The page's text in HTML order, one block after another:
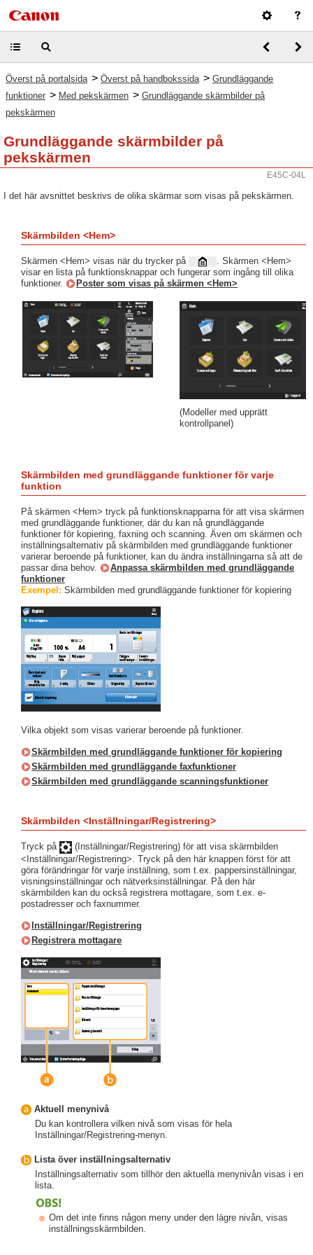
Överst på portalsida > Överst på handbokssida > Grundläggande
funktioner > Med pekskärmen > Grundläggande skärmbilder på
pekskärmen
Grundläggande skärmbilder på
pekskärmen
E45C-04L
I det här avsnittet beskrivs de olika skärmar som visas på pekskärmen.
Skärmbilden <Hem>
Skärmen <Hem> visas när du trycker på
. Skärmen <Hem>
visar en lista på funktionsknappar och fungerar som ingång till olika
funktioner.
Poster som visas på skärmen <Hem>
(Modeller med upprätt
kontrollpanel)
Skärmbilden med grundläggande funktioner för varje
funktion
På skärmen <Hem> tryck på funktionsknapparna för att visa skärmen
med grundläggande funktioner, där du kan nå grundläggande
funktioner för kopiering, faxning och scanning. Även om skärmen och
inställningsalternativ på skärmbilden med grundläggande funktioner
varierar beroende på funktioner, kan du ändra inställningarna så att de
passar dina behov.
Anpassa skärmbilden med grundläggande
funktioner
Exempel: Skärmbilden med grundläggande funktioner för kopiering
Vilka objekt som visas varierar beroende på funktioner.
Skärmbilden med grundläggande funktioner för kopiering
Skärmbilden med grundläggande faxfunktioner
Skärmbilden med grundläggande scanningsfunktioner
Skärmbilden <Inställningar/Registrering>
Tryck på
(Inställningar/Registrering) för att visa skärmbilden
<Inställningar/Registrering>. Tryck på den här knappen först för att
göra förändringar för varje inställning, som t.ex. pappersinställningar,
visningsinställningar och nätverksinställningar. På den här
skärmbilden kan du också registrera mottagare, som t.ex. e-
postadresser och faxnummer.
Inställningar/Registrering
Registrera mottagare
Aktuell menynivå
Du kan kontrollera vilken nivå som visas för hela
Inställningar/Registrering-menyn.
Lista över inställningsalternativ
Inställningsalternativ som tillhör den aktuella menynivån visas i en
lista.
Om det inte finns någon meny under den lägre nivån, visas
inställningsskärmbilden.